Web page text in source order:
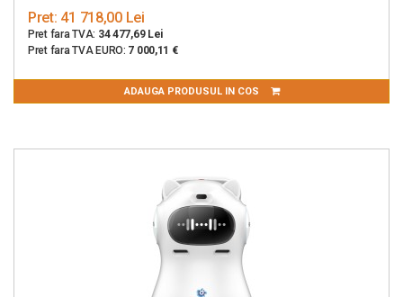
Pret: 41 718,00 Lei
Pret fara TVA: 34 477,69 Lei
Pret fara TVA EURO: 7 000,11 €
ADAUGA PRODUSUL IN COS